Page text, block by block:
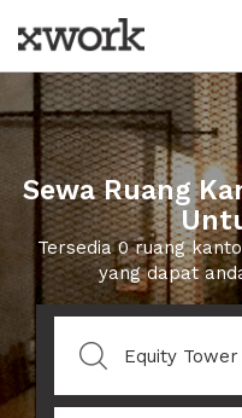
Sewa Ruang
Tersedia 0 ruang
yang dapat